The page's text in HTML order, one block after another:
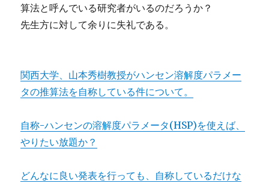
算法と呼んでいる研究者がいるのだろうか？
先生方に対して余りに失礼である。
関西大学、山本秀樹教授がハンセン溶解度パラメー
タの推算法を自称している件について。
自称-ハンセンの溶解度パラメータ(HSP)を使えば、
やりたい放題か？
どんなに良い発表を行っても、自称しているだけな